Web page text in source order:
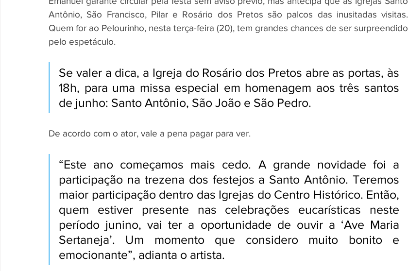
Antônio, São Francisco, Pilar e Rosário dos Pretos são palcos das inusitadas visitas.
Quem for ao Pelourinho, nesta terça-feira (20), tem grandes chances de ser surpreendido
pelo espetáculo.
Se valer a dica, a Igreja do Rosário dos Pretos abre as portas, às
18h, para uma missa especial em homenagem aos três santos
de junho: Santo Antônio, São João e São Pedro.
De acordo com o ator, vale a pena pagar para ver.
“Este ano começamos mais cedo. A grande novidade foi a
participação na trezena dos festejos a Santo Antônio. Teremos
maior participação dentro das Igrejas do Centro Histórico. Então,
quem estiver presente nas celebrações eucarísticas neste
período junino, vai ter a oportunidade de ouvir a ‘Ave Maria
Sertaneja’. Um momento que considero muito bonito e
emocionante”, adianta o artista.